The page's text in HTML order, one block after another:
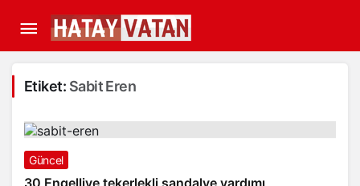
Etiket: Sabit Eren
Güncel
30 Engelliye tekerlekli sandalye yardımı